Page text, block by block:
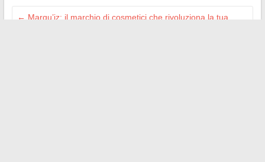
← Marqu’iz: il marchio di cosmetici che rivoluziona la tua